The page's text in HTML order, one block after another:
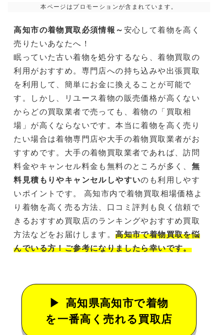
本ページはプロモーションが含まれています。
高知市の着物買取必須情報～ 安心して着物を高く
売りたいあなたへ！
眠っていた古い着物を処分するなら、着物買取の
利用がおすすめ。専門店への持ち込みや出張買取
を利用して、簡単にお金に換えることが可能で
す。しかし、リユース着物の販売価格が高くない
からどの買取業者で売っても、着物の「買取相
場」が高くならないです。本当に着物を高く売り
たい場合は着物専門店や大手の着物買取業者がお
すすめです。大手の着物買取業者であれば、訪問
料金やキャンセル料金も無料のところが多く、 無
料見積もりやキャンセルしやすいのも利用しやす
いポイントです。 高知市内で着物買取相場価格よ
り着物を高く売る方法、口コミ評判も良く信頼で
きるおすすめ買取店のランキングやおすすめ買取
方法などをお届けします。高知市で着物買取を悩
んでいる方！ご参考になりましたら幸いです。
高知県高知市で着物
を一番高く売れる買取店